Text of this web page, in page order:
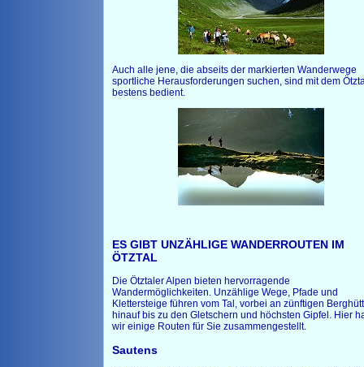
Auch alle jene, die abseits der markierten Wanderwege
sportliche Herausforderungen suchen, sind mit dem
bestens bedient.
ES GIBT UNZÄHLIGE WANDERROUTEN IM
ÖTZTAL
Die Ötztaler Alpen bieten hervorragende
Wandermöglichkeiten. Unzählige Wege, Pfade und
Klettersteige führen vom Tal, vorbei an zünftigen
hinauf bis zu den Gletschern und höchsten Gipfel. Hier
wir einige Routen für Sie zusammengestellt.
Sautens